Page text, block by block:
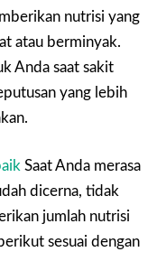
nutrisi yang
atau berminyak.
Anda saat sakit
yang lebih
Saat Anda merasa
dicerna, tidak
jumlah nutrisi
sesuai dengan